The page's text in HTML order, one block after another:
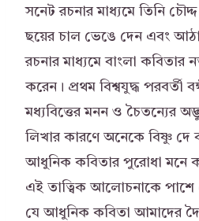
সনেট রচনার মাধ্যমে তিনি
ছয়ের চাল ভেঙে দেন এবং
রচনার মাধ্যমে বাংলা কবিতার
করেন। প্রথম বিশ্বযুদ্ধ পরবর্তী
মধ্যবিত্তের মনন ও চৈতন্যের
লিখার কারণে অনেকে বিষ্ণু দে
আধুনিক কবিতার পুরোধা মনে
এই তাত্বিক আলোচনাকে পাশে
যে আধুনিক কবিতা আমাদের